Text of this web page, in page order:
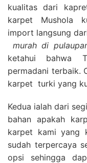
kualitas dari
karpet Mushola
import langsung
murah di
ketahui bahwa
permadani terbaik.
karpet turki yang
Kedua ialah dari
bahan apakah
karpet kami yang
sudah terpercaya
opsi sehingga